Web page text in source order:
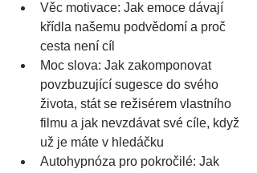
Věc motivace: Jak emoce dávají
křídla našemu podvědomí a proč
cesta není cíl
Moc slova: Jak zakomponovat
povzbuzující sugesce do svého
života, stát se režisérem vlastního
filmu a jak nevzdávat své cíle, když
už je máte v hledáčku
Autohypnóza pro pokročilé: Jak